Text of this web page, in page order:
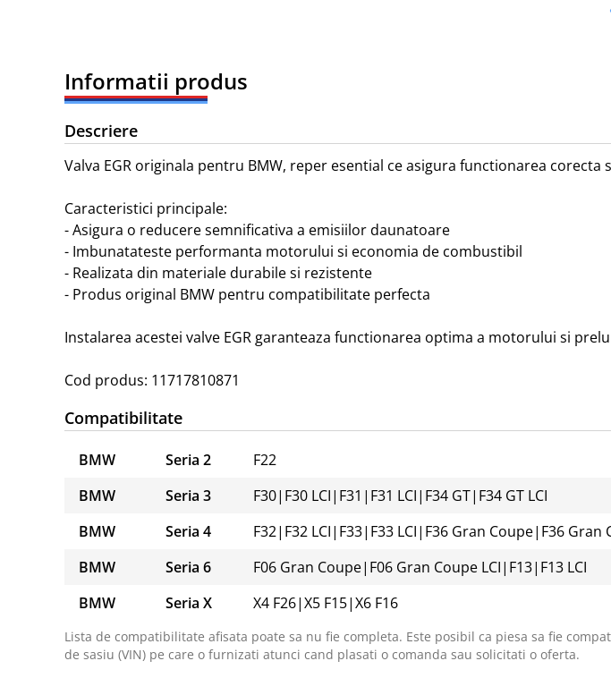
Informatii produs
Descriere
Valva EGR originala pentru BMW, reper esential ce asigura functionarea
Caracteristici principale:
- Asigura o reducere semnificativa a emisiilor daunatoare
- Imbunatateste performanta motorului si economia de combustibil
- Realizata din materiale durabile si rezistente
- Produs original BMW pentru compatibilitate perfecta
Instalarea acestei valve EGR garanteaza functionarea optima a motorului si
Cod produs: 11717810871
Compatibilitate
BMW Seria 2
F22
BMW
Seria 3 F30| F30 LCI| F31 | F31 LCI| F34 GT| F34 GT LCI
BMW
Seria 4 F32| F32 LCI| F33| F33 LCI| F36 Gran Coupe| F36 Gran
BMW
Seria 6 F06 Gran Coupe| F06 Gran Coupe LCI| F13| F13 LCI
BMW
Seria X X4 F26|X5 F15|X6 F16
Lista de compatibilitate afisata poate sa nu fie completa. Este posibil ca piesa sa fie
de sasiu (VIN) pe care o furnizati atunci cand plasati o comanda sau solicitati o oferta.